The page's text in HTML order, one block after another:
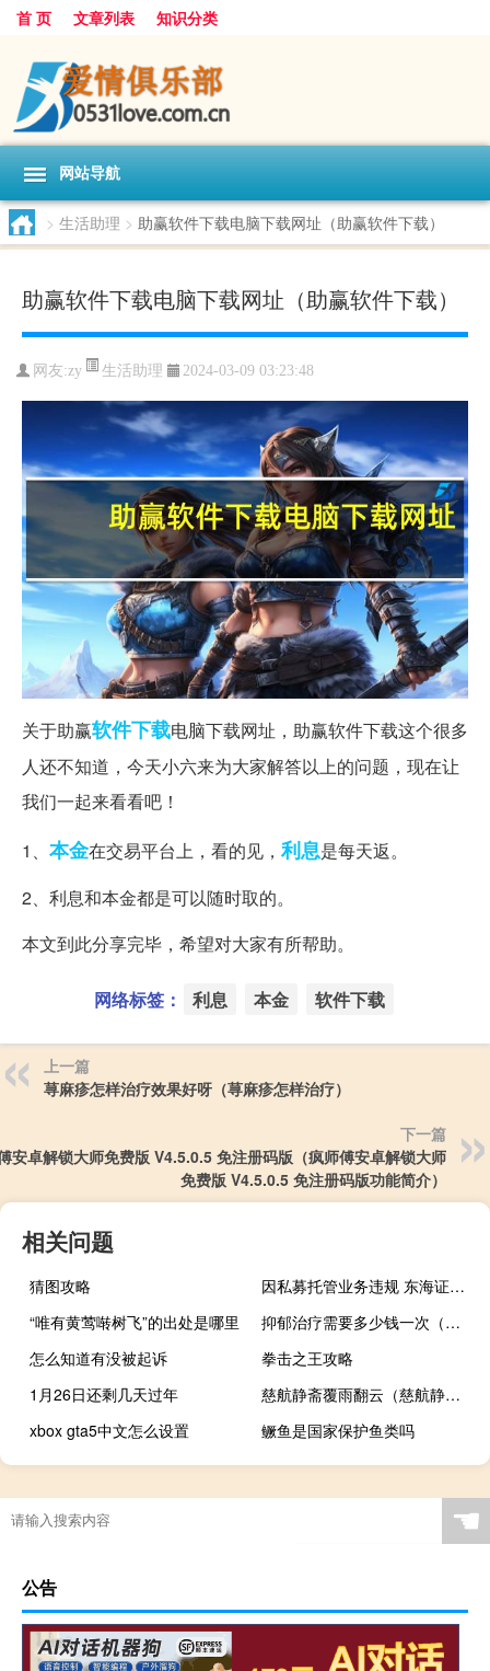
首 页 文章列表 知识分类
网站导航
> 生活助理 > 助赢软件下载电脑下载网址（助赢软件下载）
助赢软件下载电脑下载网址（助赢软件下载）
网友:zy 生活助理 2024-03-09 03:23:48
关于助赢软件下载电脑下载网址，助赢软件下载这个很多
人还不知道，今天小六来为大家解答以上的问题，现在让
我们一起来看看吧！
1、 本金在交易平台上，看的见，利息是每天返。
2、利息和本金都是可以随时取的。
本文到此分享完毕，希望对大家有所帮助。
网络标签： 利息 本金 软件下载
上一篇
荨麻疹怎样治疗效果好呀（荨麻疹怎样治疗）
下一篇
安卓解锁大师免费版 V4.5.0.5 免注册码版（疯师傅安卓解锁大师
免费版 V4.5.0.5 免注册码版功能简介）
相关问题
猜图攻略
因私募托管业务违规 东海证券收监管警示函
“唯有黄莺啭树飞”的出处是哪里
抑郁治疗需要多少钱一次（抑郁治疗需要多少钱）
怎么知道有没被起诉
拳击之王攻略
1月26日还剩几天过年
慈航静斋覆雨翻云（慈航静斋覆雨翻云）
xbox gta5中文怎么设置
鳜鱼是国家保护鱼类吗
☚
公告